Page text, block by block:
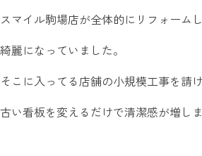
スマイル駒場店が全体的にリフォーム
綺麗になっていました。
そこに入ってる店舗の小規模工事を請け
古い看板を変えるだけで清潔感が増しま